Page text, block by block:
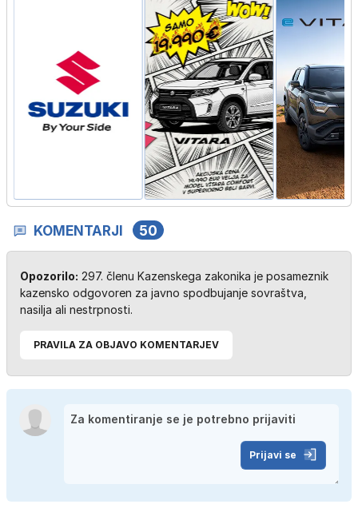
KOMENTARJI 50
Opozorilo: 297. členu Kazenskega zakonika je posameznik
kazensko odgovoren za javno spodbujanje sovraštva,
nasilja ali nestrpnosti.
PRAVILA ZA OBJAVO KOMENTARJEV
Prijavi se